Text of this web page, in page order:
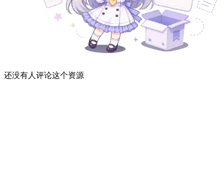
还没有人评论这个资源